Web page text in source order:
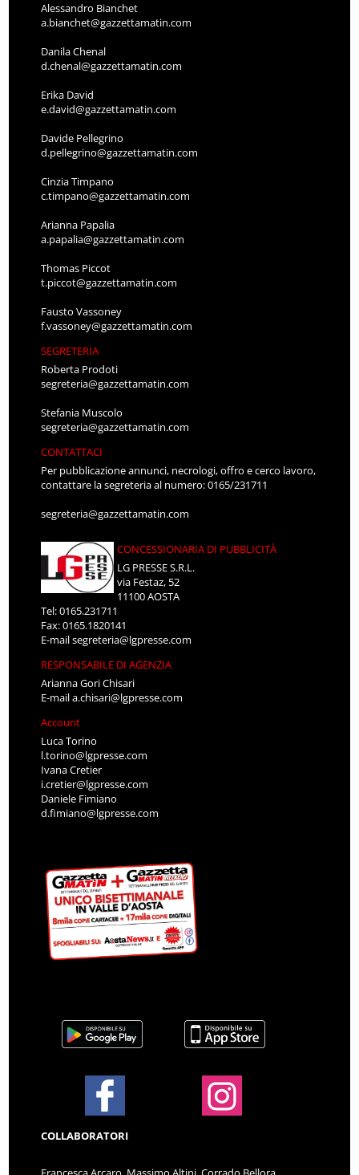
Alessandro Bianchet
a.bianchet@gazzettamatin.com
Danila Chenal
d.chenal@gazzettamatin.com
Erika David
e.david@gazzettamatin.com
Davide Pellegrino
d.pellegrino@gazzettamatin.com
Cinzia Timpano
c.timpano@gazzettamatin.com
Arianna Papalia
a.papalia@gazzettamatin.com
Thomas Piccot
t.piccot@gazzettamatin.com
Fausto Vassoney
f.vassoney@gazzettamatin.com
SEGRETERIA
Roberta Prodoti
segreteria@gazzettamatin.com
Stefania Muscolo
segreteria@gazzettamatin.com
CONTATTACI
Per pubblicazione annunci, necrologi, offro e cerco lavoro,
contattare la segreteria al numero: 0165/231711
segreteria@gazzettamatin.com
CONCESSIONARIA DI PUBBLICITÀ
LG PRESSE S.R.L.
via Festaz, 52
11100 AOSTA
Tel: 0165.231711
Fax: 0165.1820141
E-mailsegreteria@lgpresse.com
RESPONSABILE DI AGENZIA
Arianna Gori Chisari
E-maila.chisari@lgpresse.com
Account
Luca Torino
l.torino@lgpresse.com
Ivana Cretier
i.cretier@lgpresse.com
Daniele Fimiano
d.fimiano@lgpresse.com
COLLABORATORI